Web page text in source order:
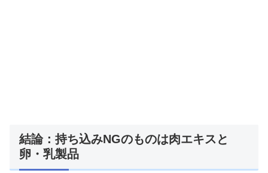
結論：持ち込みNGのものは肉エキスと
卵・乳製品